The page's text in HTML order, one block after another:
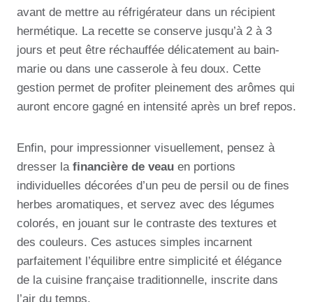
avant de mettre au réfrigérateur dans un récipient
hermétique. La recette se conserve jusqu’à 2 à 3
jours et peut être réchauffée délicatement au bain-
marie ou dans une casserole à feu doux. Cette
gestion permet de profiter pleinement des arômes qui
auront encore gagné en intensité après un bref repos.
Enfin, pour impressionner visuellement, pensez à
dresser la financière de veau en portions
individuelles décorées d’un peu de persil ou de fines
herbes aromatiques, et servez avec des légumes
colorés, en jouant sur le contraste des textures et
des couleurs. Ces astuces simples incarnent
parfaitement l’équilibre entre simplicité et élégance
de la cuisine française traditionnelle, inscrite dans
l’air du temps.